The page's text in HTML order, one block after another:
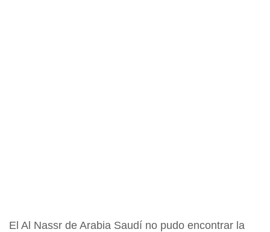
El Al Nassr de Arabia Saudí no pudo encontrar la